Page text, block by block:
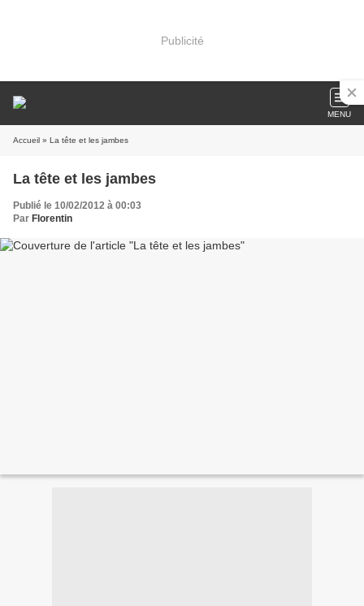
Publicité
MENU
Accueil » La tête et les jambes
La tête et les jambes
Publié le 10/02/2012 à 00:03
Par Florentin